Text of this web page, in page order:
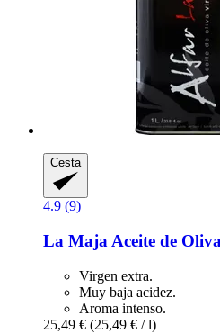
Cesta
4.9 (9)
La Maja Aceite de
Virgen extra.
Muy baja acidez.
Aroma intenso.
25,49 € (25,49 € / l)